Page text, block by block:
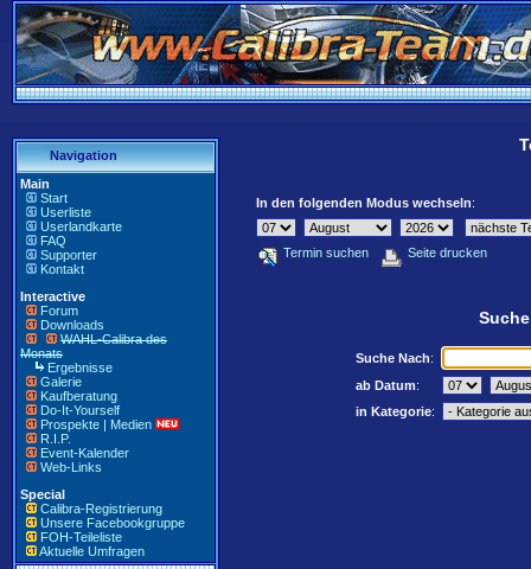
Navigation
Main
Start
Userliste
Userlandkarte
FAQ
Supporter
Kontakt
Interactive
Forum
Downloads
WAHL-Calibra des
Monats
Ergebnisse
Galerie
Kaufberatung
Do-It-Yourself
Prospekte | Medien
R.I.P.
Event-Kalender
Web-Links
Special
Calibra-Registrierung
Unsere Facebookgruppe
FOH-Teileliste
Aktuelle Umfragen
In den folgenden Modus wechseln:
Termin suchen Seite drucken
Suche Nach:
ab Datum:
in Kategorie: